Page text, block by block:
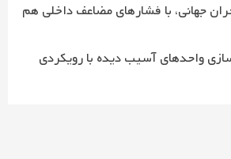
جهانی، با فشارهای مضاعف داخلی هم
واحدهای آسیب دیده با رویکردی